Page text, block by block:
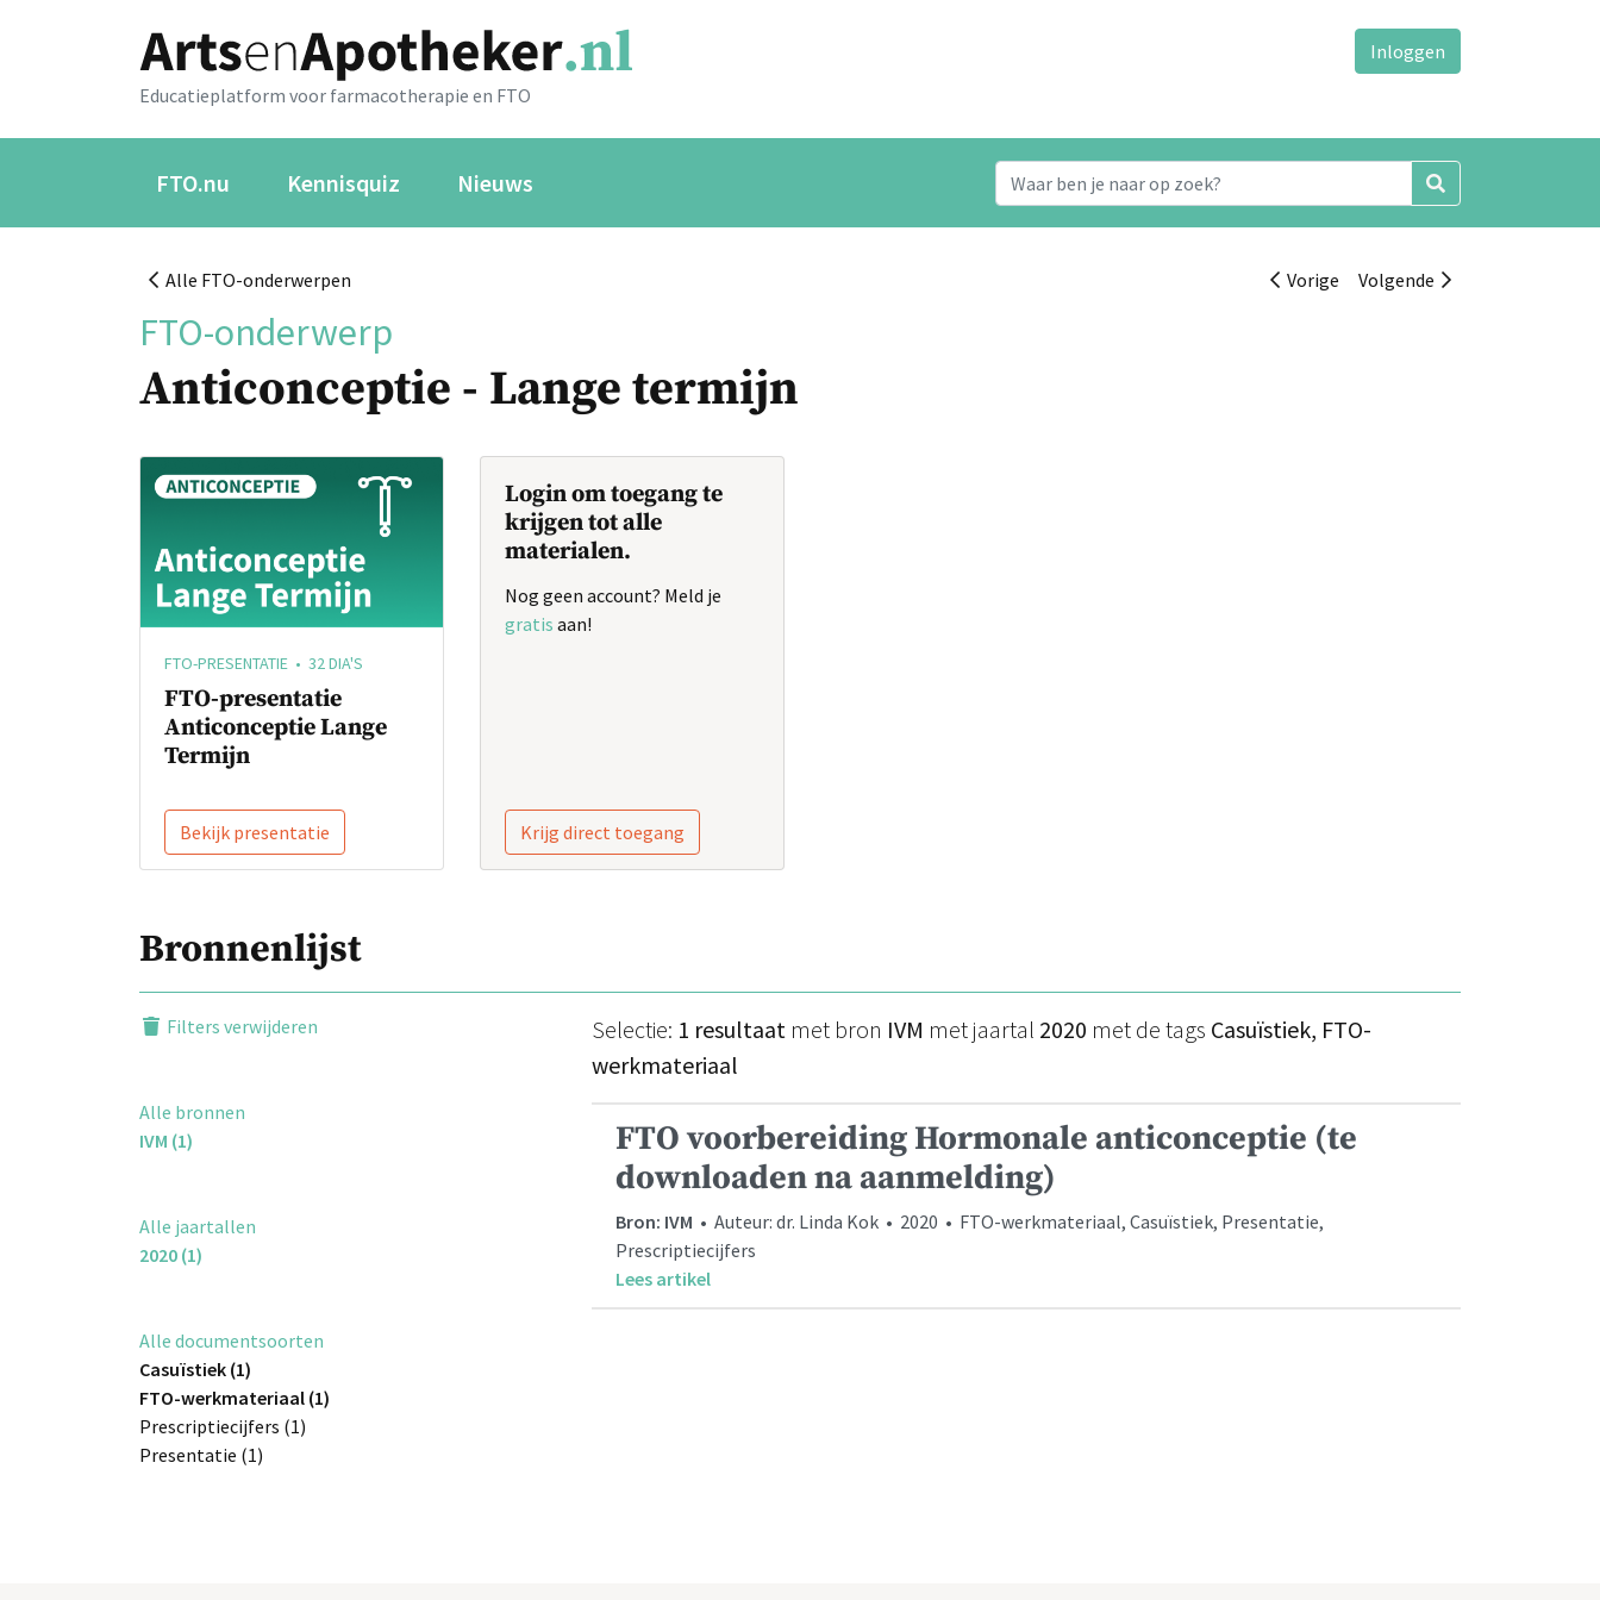
Educatieplatform voor farmacotherapie en FTO
Inloggen
FTO.nu Kennisquiz Nieuws
Alle FTO-onderwerpen Vorige Volgende
FTO-onderwerp
Anticonceptie - Lange termijn
FTO-PRESENTATIE • 32 DIA'S
FTO-presentatie
Anticonceptie Lange
Termijn
Bekijk presentatie
Login om toegang te
krijgen tot alle
materialen.
Nog geen account? Meld je
gratis aan!
Krijg direct toegang
Bronnenlijst
Filters verwijderen
Alle bronnen
IVM (1)
Alle jaartallen
2020 (1)
Alle documentsoorten
Casuïstiek (1)
FTO-werkmateriaal (1)
Prescriptiecijfers (1)
Presentatie (1)
Selectie: 1 resultaat met bron IVM met jaartal 2020 met de tags Casuïstiek, FTO-
werkmateriaal
FTO voorbereiding Hormonale anticonceptie (te
downloaden na aanmelding)
Bron: IVM • Auteur: dr. Linda Kok • 2020 • FTO-werkmateriaal, Casuïstiek, Presentatie,
Prescriptiecijfers
Lees artikel